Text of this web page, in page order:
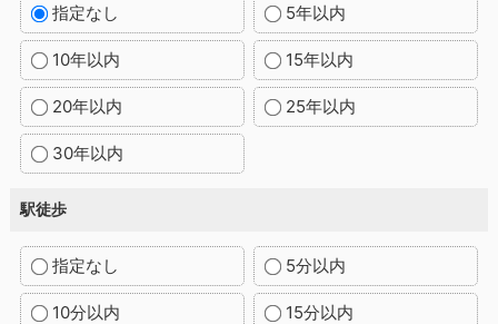
指定なし 5年以内
10年以内 15年以内
20年以内 25年以内
30年以内
駅徒歩
指定なし 5分以内
10分以内 15分以内